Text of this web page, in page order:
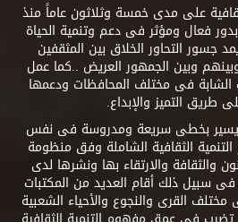
على مدى خمسة وثلاثون عاماً منذ
أن يقوم بدور فعال ومؤثر فى دعم وتنمية الحياة
جسور التحاور الخلاق بين المثقفين
وبين الجمهور العريض ..كما عمل
فى مختلف المحافظات ودعمها
طريق التميز والإبداع.
يسير بخطى سريعة ومدروسة فى نفس
الثقافية الشاملة وفق منظومة
والثقافة والارتقاء بها ونشرها لدى
سبيل ذلك أقام العديد من المكتبات
مختلف القرى والنجوع والأحياء الشعبية